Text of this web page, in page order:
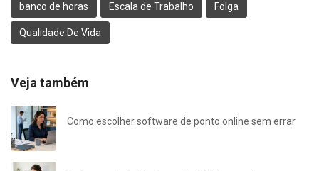
banco de horas Escala de Trabalho Folga
Qualidade De Vida
Veja também
Como escolher software de ponto online sem errar